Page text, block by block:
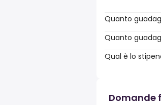
Quanto
Quanto
Qual è lo
Domande